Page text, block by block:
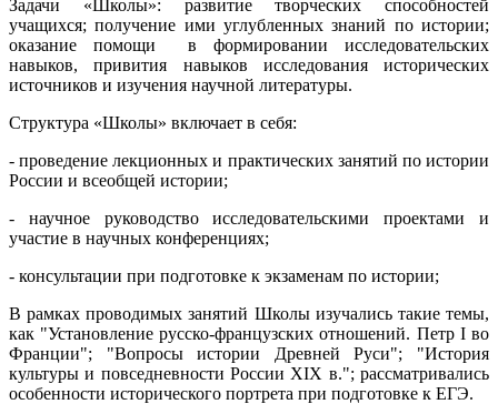
Задачи «Школы»: развитие творческих способностей
учащихся; получение ими углубленных знаний по истории;
оказание помощи в формировании исследовательских
навыков, привития навыков исследования исторических
источников и изучения научной литературы.
Структура «Школы» включает в себя:
- проведение лекционных и практических занятий по истории
России и всеобщей истории;
- научное руководство исследовательскими проектами и
участие в научных конференциях;
- консультации при подготовке к экзаменам по истории;
В рамках проводимых занятий Школы изучались такие темы,
как "Установление русско-французских отношений. Петр I во
Франции"; "Вопросы истории Древней Руси"; "История
культуры и повседневности России XIX в."; рассматривались
особенности исторического портрета при подготовке к ЕГЭ.